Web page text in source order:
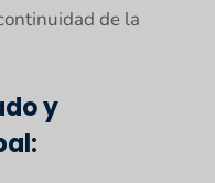
de la
y